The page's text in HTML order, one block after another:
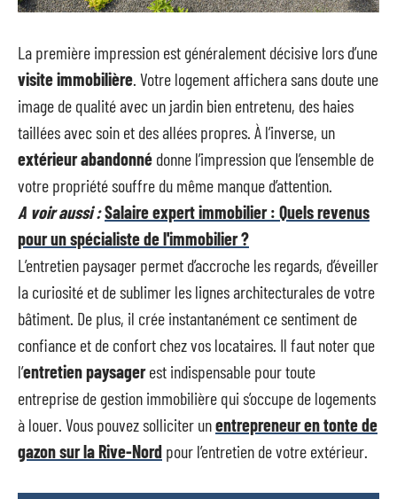
La première impression est généralement décisive lors d’une
visite immobilière . Votre logement affichera sans doute une
image de qualité avec un jardin bien entretenu, des haies
taillées avec soin et des allées propres. À l’inverse, un
extérieur abandonné donne l’impression que l’ensemble de
votre propriété souffre du même manque d’attention.
A voir aussi :Salaire expert immobilier : Quels revenus
pour un spécialiste de l'immobilier ?
L’entretien paysager permet d’accroche les regards, d’éveiller
la curiosité et de sublimer les lignes architecturales de votre
bâtiment. De plus, il crée instantanément ce sentiment de
confiance et de confort chez vos locataires. Il faut noter que
l’entretien paysagerest indispensable pour toute
entreprise de gestion immobilière qui s’occupe de logements
à louer. Vous pouvez solliciter unentrepreneur en tonte de
gazon sur la Rive-Nord pour l’entretien de votre extérieur.